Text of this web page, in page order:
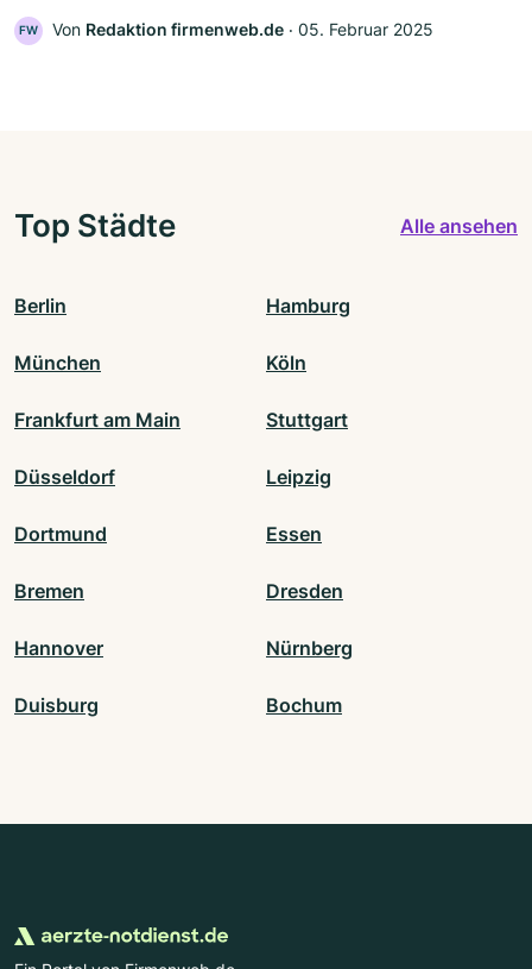
FW Von Redaktion firmenweb.de ‧ 05. Februar 2025
Top Städte Alle ansehen
Berlin Hamburg
München Köln
Frankfurt am Main Stuttgart
Düsseldorf Leipzig
Dortmund Essen
Bremen Dresden
Hannover Nürnberg
Duisburg Bochum